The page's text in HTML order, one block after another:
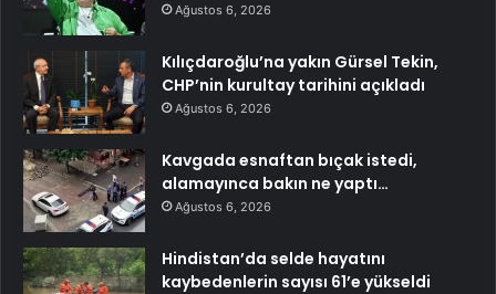
Ağustos 6, 2026
Kılıçdaroğlu’na yakın Gürsel Tekin,
CHP’nin kurultay tarihini açıkladı
Ağustos 6, 2026
Kavgada esnaftan bıçak istedi,
alamayınca bakın ne yaptı…
Ağustos 6, 2026
Hindistan’da selde hayatını
kaybedenlerin sayısı 61’e yükseldi